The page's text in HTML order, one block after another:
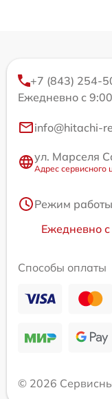
+7 (843) 254-
Ежедневно с
info@hitachi-
ул. Марселя
Адрес сервисного
Режим
Ежедневно
Способы оплаты
© 2026